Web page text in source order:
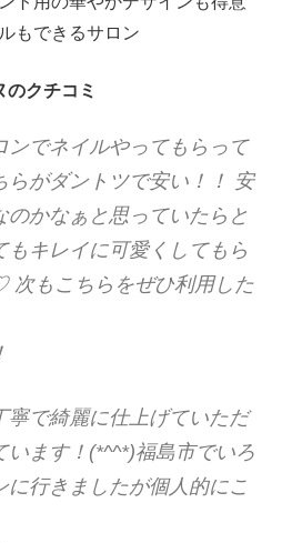
もできるサロン
のクチコミ
ンでネイルやってもらって
らがダントツで安い！！ 安
のかなぁと思っていたらと
もキレイに可愛くしてもら
もこちらをぜひ利用した
寧で綺麗に仕上げていただ
います！(*^^*)福島市でいろ
に行きましたが個人的にこ